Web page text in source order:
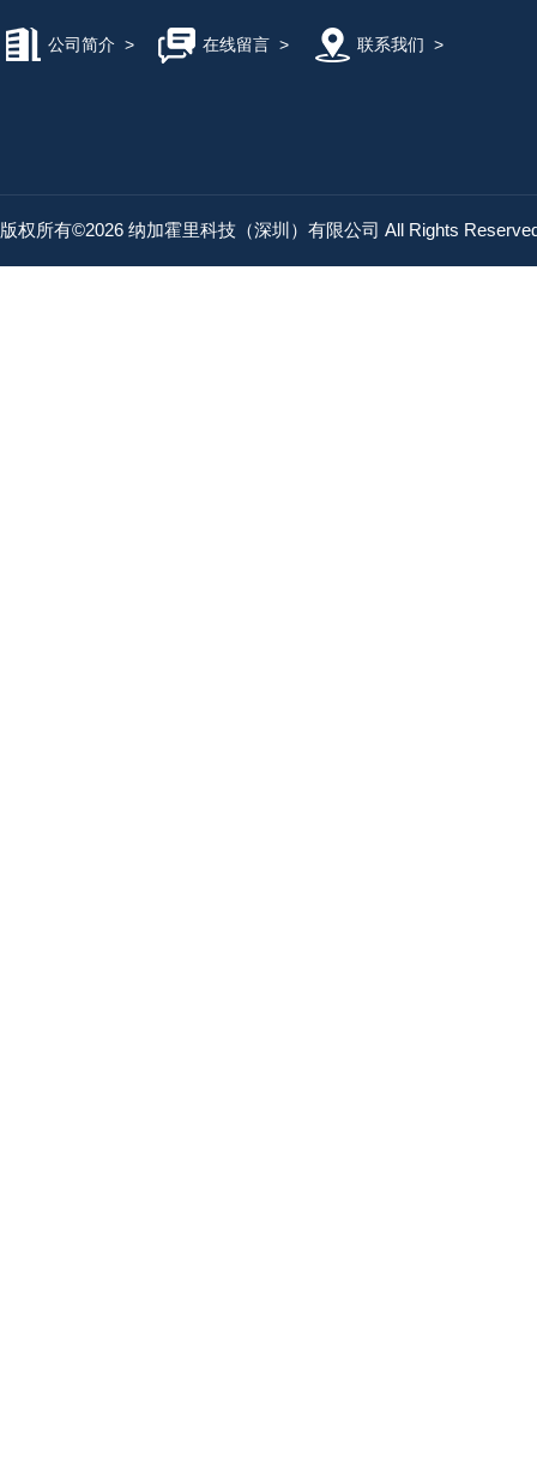
公司简介 > 在线留言> 联系我们 >
版权所有©2026 纳加霍里科技（深圳）有限公司 All Rights